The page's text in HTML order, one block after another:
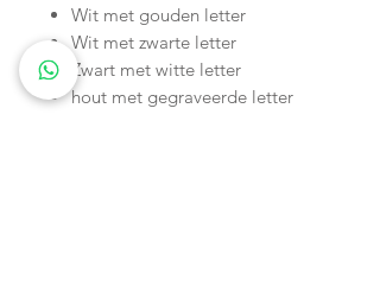
Wit met gouden letter
Wit met zwarte letter
Zwart met witte letter
hout met gegraveerde letter